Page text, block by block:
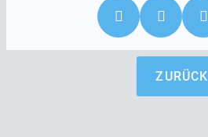
ZURÜCK